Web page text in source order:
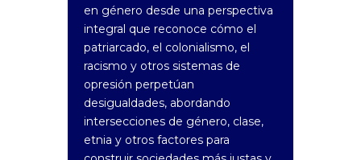
en género desde una perspectiva
integral que reconoce cómo el
patriarcado, el colonialismo, el
racismo y otros sistemas de
opresión perpetúan
desigualdades, abordando
intersecciones de género, clase,
etnia y otros factores para